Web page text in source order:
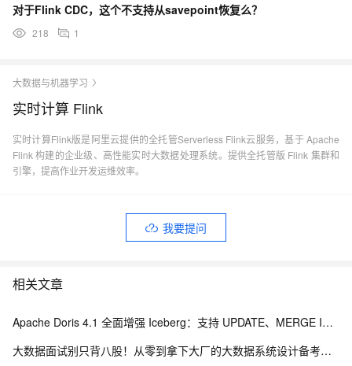
对于Flink CDC，这个不支持从savepoint恢复么？
218 1
大数据与机器学习
实时计算 Flink
实时计算Flink版是阿里云提供的全托管Serverless Flink云服务，基于 Apache
Flink 构建的企业级、高性能实时大数据处理系统。提供全托管版 Flink 集群和
引擎，提高作业开发运维效率。
我要提问
相关文章
Apache Doris 4.1 全面增强 Iceberg：支持 UPDATE、MERGE INTO 与 Iceberg V3
大数据面试别只背八股！从零到拿下大厂的大数据系统设计备考路线